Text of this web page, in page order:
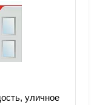
уличное